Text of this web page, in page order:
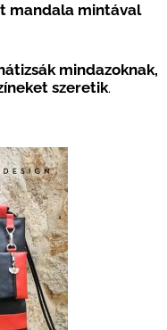
mandala mintával
mindazoknak,
szeretik.